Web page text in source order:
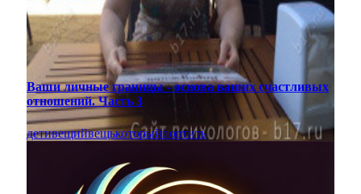
Ваши личные границы - основа ваших счастливых
отношений. Часть 3
детивещийвещькоторыйпортить